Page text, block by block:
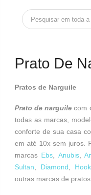
Prato De
Pratos de Narguile
Prato de narguile com
todas as marcas,
conforte de sua casa
em até 10x sem juros.
marcas Ebs Anubis,
Sultan
Diamond
outras marcas de pratos